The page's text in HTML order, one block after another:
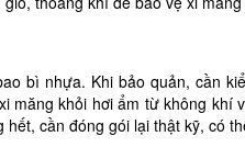
bì nhựa. Khi bảo quản, cần
măng khỏi hơi ẩm từ không khí
cần đóng gói lại thật kỹ, có